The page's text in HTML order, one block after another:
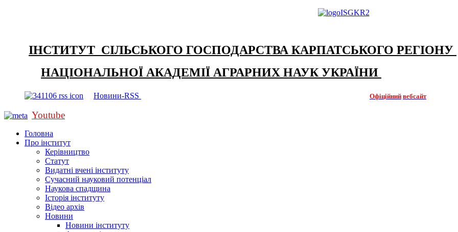
ІНСТИТУТ СІЛЬСЬКОГО ГОСПОДАРСТВА КАРПАТСЬКОГО РЕГІОНУ
НАЦІОНАЛЬНОЇ АКАДЕМІЇ АГРАРНИХ НАУК УКРАЇНИ
Новини-RSS Офіційний вебсайт
Youtube
Головна
Про інститут
Керівництво
Статут
Видатні вчені інституту
Сучасний науковий потенціал
Наукова спадщина
Історія інституту
Відео архів
Новини
Новини інституту